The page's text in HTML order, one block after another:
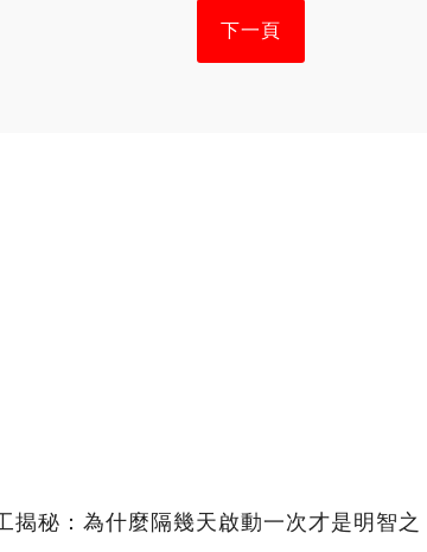
下一頁
揭秘：為什麼隔幾天啟動一次才是明智之